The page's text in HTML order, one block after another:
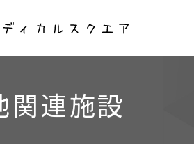
関連施設